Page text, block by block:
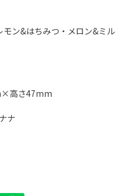
ン&はちみつ・メロン&ミル
高さ47mm
ナ